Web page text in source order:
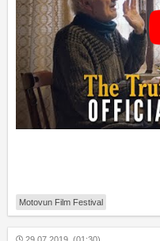
Motovun Film Festival